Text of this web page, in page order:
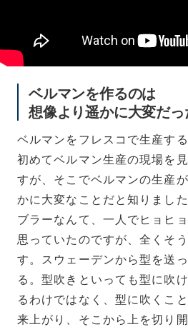
ベルマンを作るのは
想像より遥かに大変だっ
ベルマンをフレスコで生産す
初めてベルマン生産の現場を
すが、そこでベルマンの生産
かに大変なことだと知りまし
ブラーなんて、一人でヒョヒ
思っていたのですが、全くそ
す。スウェーデンから型を送
る。型吹きといっても型に吹
るわけではなく、型に吹くこ
来上がり、そこから上を切り